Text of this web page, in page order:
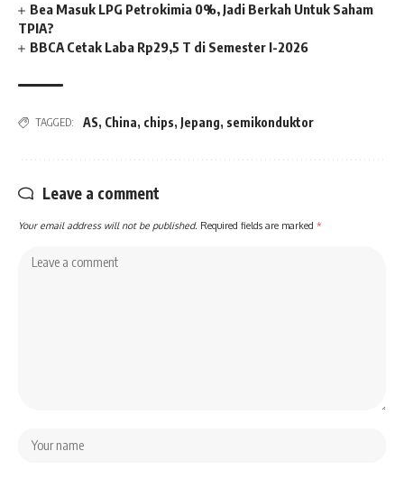
Bea Masuk LPG Petrokimia 0%, Jadi Berkah Untuk Saham
TPIA?
BBCA Cetak Laba Rp29,5 T di Semester I-2026
TAGGED: AS, China, chips, Jepang, semikonduktor
Leave a comment
Your email address will not be published. Required fields are marked *